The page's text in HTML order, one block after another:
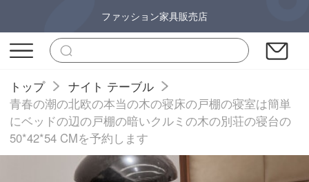
ファッション家具販売店
トップ
ナイト テーブル
青春の潮の北欧の本当の木の寝床の戸棚の寝室は簡単
にベッドの辺の戸棚の暗いクルミの木の別荘の寝台の
50*42*54 CMを予約します